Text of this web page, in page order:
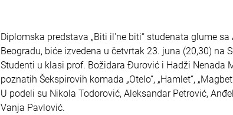
Diplomska predstava „Biti il'ne biti“ studenata glume
Beogradu, biće izvedena u četvrtak 23. juna (20,30) na
Studenti u klasi prof. Božidara Đurović i Hadži Nenada
poznatih Šekspirovih komada „Otelo“, „Hamlet“,
U podeli su Nikola Todorović, Aleksandar Petrović,
Vanja Pavlović.